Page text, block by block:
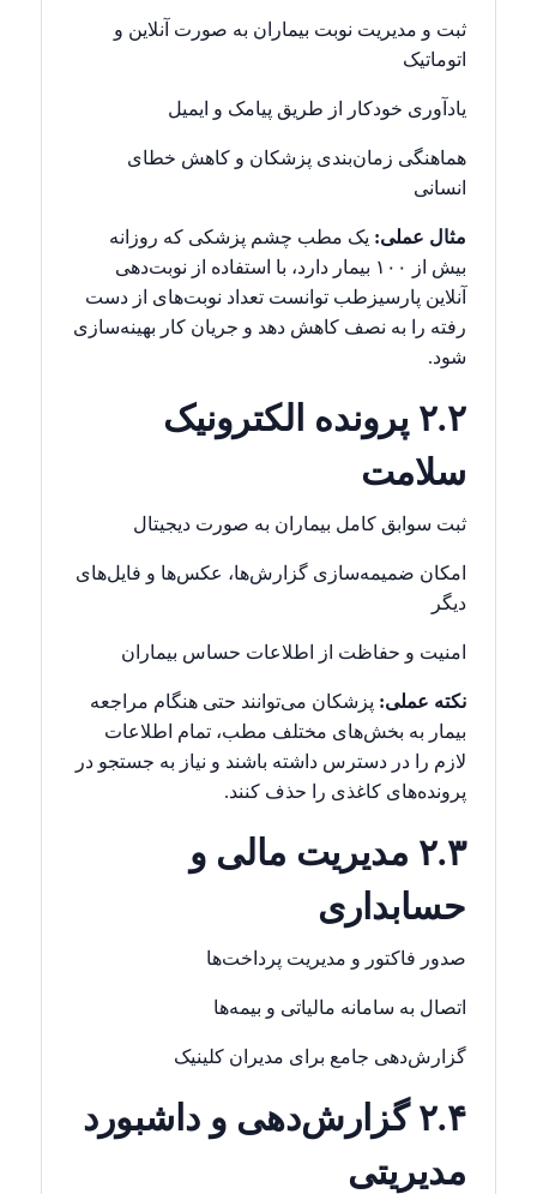
ثبت و مدیریت نوبت بیماران به صورت آنلاین و
اتوماتیک
یادآوری خودکار از طریق پیامک و ایمیل
هماهنگی زمان‌بندی پزشکان و کاهش خطای
انسانی
مثال عملی: یک مطب چشم پزشکی که روزانه
بیش از ۱۰۰ بیمار دارد، با استفاده از نوبت‌دهی
آنلاین پارسیزطب توانست تعداد نوبت‌های از دست
رفته را به نصف کاهش دهد و جریان کار بهینه‌سازی
شود.
۲.۲ پرونده الکترونیک
سلامت
ثبت سوابق کامل بیماران به صورت دیجیتال
امکان ضمیمه‌سازی گزارش‌ها، عکس‌ها و فایل‌های
دیگر
امنیت و حفاظت از اطلاعات حساس بیماران
نکته عملی: پزشکان می‌توانند حتی هنگام مراجعه
بیمار به بخش‌های مختلف مطب، تمام اطلاعات
لازم را در دسترس داشته باشند و نیاز به جستجو در
پرونده‌های کاغذی را حذف کنند.
۲.۳ مدیریت مالی و
حسابداری
صدور فاکتور و مدیریت پرداخت‌ها
اتصال به سامانه مالیاتی و بیمه‌ها
گزارش‌دهی جامع برای مدیران کلینیک
۲.۴ گزارش‌دهی و داشبورد
مدیریتی